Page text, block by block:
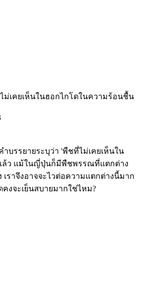
ม่เคยเห็นในฮอกไกโดในความร้อนชื้น
บรรยายระบุว่า 'พืชที่ไม่เคยเห็นใน
ล้ว แม้ในญี่ปุ่นก็มีพืชพรรณที่แตกต่าง
เราจึงอาจจะไวต่อความแตกต่างนี้มาก
งจะเย็นสบายมากใช่ไหม?